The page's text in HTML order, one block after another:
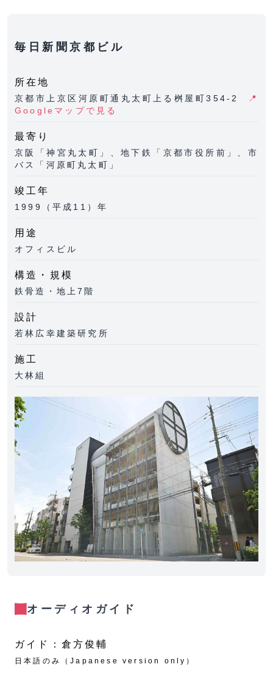
毎日新聞京都ビル
所在地
京都市上京区河原町通丸太町上る桝屋町354-2
📍
Googleマップで見る
最寄り
京阪「神宮丸太町」、地下鉄「京都市役所前」、市
バス「河原町丸太町」
竣工年
1999（平成11）年
用途
オフィスビル
構造・規模
鉄骨造・地上7階
設計
若林広幸建築研究所
施工
大林組
オーディオガイド
ガイド：倉方俊輔
日本語のみ（Japanese version only）